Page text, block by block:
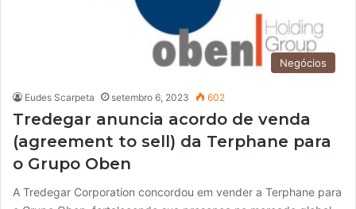
Negócios
Eudes Scarpeta setembro 6, 2023 602
Tredegar anuncia acordo de venda
(agreement to sell) da Terphane para
o Grupo Oben
A Tredegar Corporation concordou em vender a Terphane para